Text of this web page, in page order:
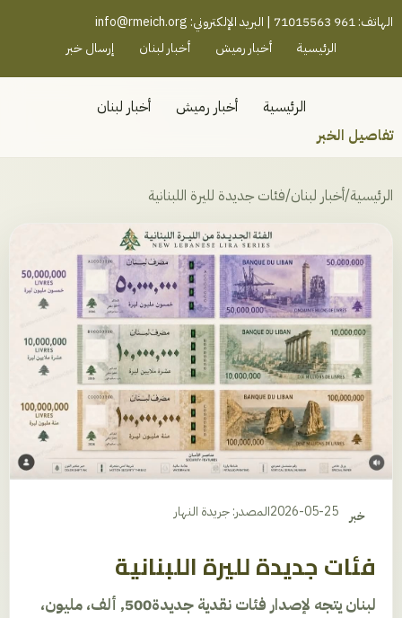
رميش جنوب - لبنان
الهاتف: 961 71015563 | البريد الإلكتروني:
info@rmeich.org
الرئيسية
أخبار رميش أخبار لبنان إرسال خبر
الرئيسية أخبار رميش
أخبار لبنان
تفاصيل الخبر
الرئيسية/أخبار لبنان/فئات جديدة لليرة اللبنانية
خبر 2026-05-25المصدر: جريدة النهار
فئات جديدة لليرة اللبنانية
لبنان يتجه لإصدار فئات نقدية جديدة٫500 ألف، مليون،